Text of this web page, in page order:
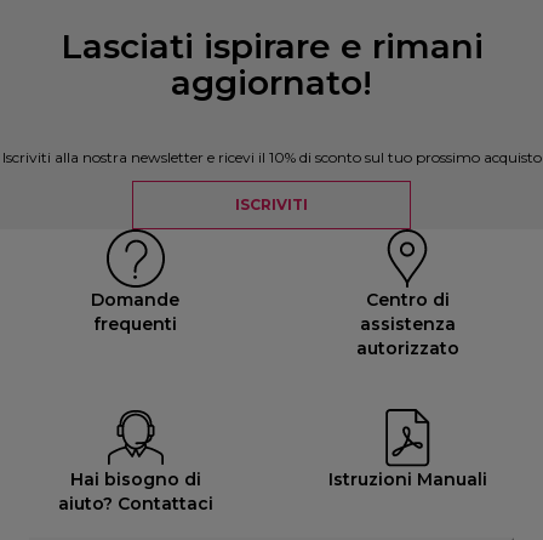
Lasciati ispirare e rimani
aggiornato!
Iscriviti alla nostra newsletter e ricevi il 10% di sconto sul tuo prossimo acquisto
ISCRIVITI
Domande
frequenti
Centro di
assistenza
autorizzato
Hai bisogno di
aiuto? Contattaci
Istruzioni Manuali